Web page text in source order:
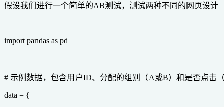
假设我们进行一个简单的AB测试，测试两种不同的网页设计
import pandas as pd
# 示例数据，包含用户ID、分配的组别（A或B）和是否点击
data = {